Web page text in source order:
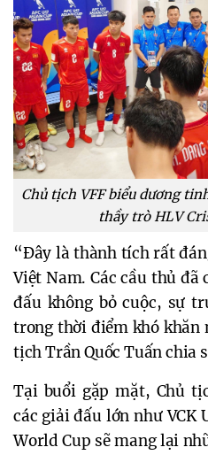
Chủ tịch VFF biểu dương
thầy trò HLV
“Đây là thành tích rất
Việt Nam. Các cầu thủ
đấu không bỏ cuộc, sự
trong thời điểm khó khăn
tịch Trần Quốc Tuấn chia
Tại buổi gặp mặt, Chủ
các giải đấu lớn như VCK
World Cup sẽ mang lại